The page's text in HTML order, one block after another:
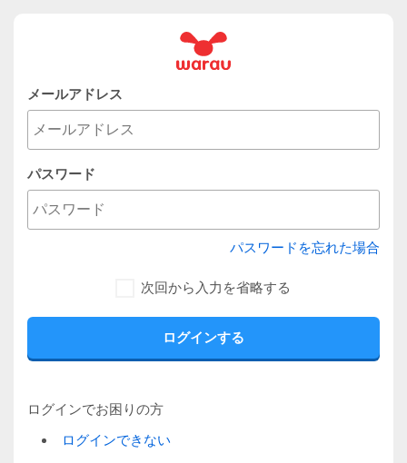
メールアドレス
パスワード
パスワードを忘れた場合
次回から入力を省略する
ログインでお困りの方
ログインできない